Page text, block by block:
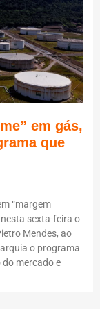
em gás,
que
“margem
sexta-feira o
Mendes, ao
o programa
do mercado e